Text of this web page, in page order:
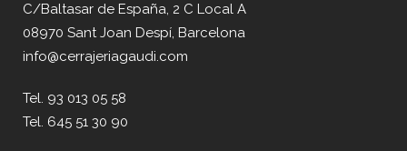
C/Baltasar de España, 2 C Local A
08970 Sant Joan Despí, Barcelona
info@cerrajeriagaudi.com
Tel. 93 013 05 58
Tel. 645 51 30 90